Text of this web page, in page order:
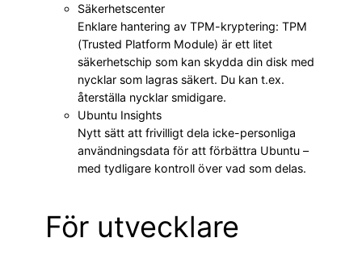
Säkerhetscenter
Enklare hantering av TPM-kryptering: TPM
(Trusted Platform Module) är ett litet
säkerhetschip som kan skydda din disk med
nycklar som lagras säkert. Du kan t.ex.
återställa nycklar smidigare.
Ubuntu Insights
Nytt sätt att frivilligt dela icke-personliga
användningsdata för att förbättra Ubuntu –
med tydligare kontroll över vad som delas.
För utvecklare